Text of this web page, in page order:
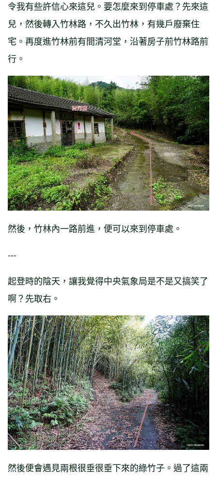
令我有些許信心來這兒。要怎麼來到停車處？先來這
兒，然後轉入竹林路，不久出竹林，有幾戶廢棄住
宅。再度進竹林前有間清河堂，沿著房子前竹林路前
行。
然後，竹林內一路前進，便可以來到停車處。
---
起登時的陰天，讓我覺得中央氣象局是不是又搞笑了
啊？先取右。
然後便會遇見兩根很垂很垂下來的綠竹子。過了這兩